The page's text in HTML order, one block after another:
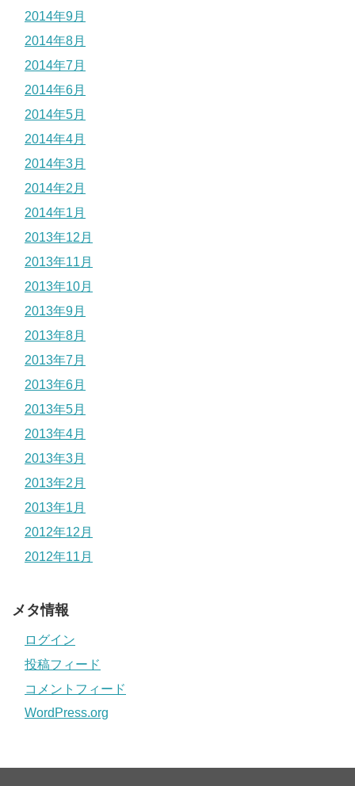
2014年9月
2014年8月
2014年7月
2014年6月
2014年5月
2014年4月
2014年3月
2014年2月
2014年1月
2013年12月
2013年11月
2013年10月
2013年9月
2013年8月
2013年7月
2013年6月
2013年5月
2013年4月
2013年3月
2013年2月
2013年1月
2012年12月
2012年11月
メタ情報
ログイン
投稿フィード
コメントフィード
WordPress.org